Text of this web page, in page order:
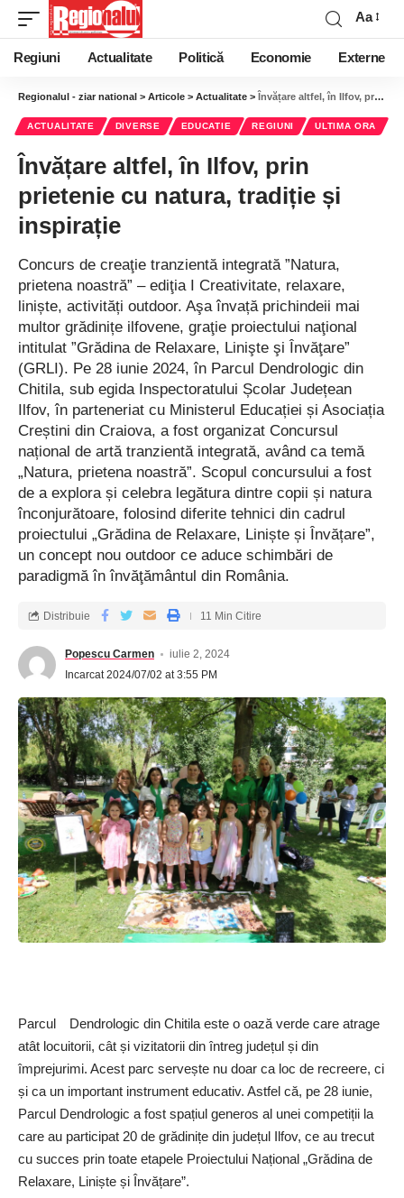
Aa
Regiuni Actualitate Politică Economie Externe
Regionalul - ziar national > Articole > Actualitate > Învățare altfel, în Ilfov, prin prietenie cu natura, tradiție și inspirație
ACTUALITATE DIVERSE EDUCATIE REGIUNI ULTIMA ORA
Învățare altfel, în Ilfov, prin
prietenie cu natura, tradiție și
inspirație
Concurs de creaţie tranzientă integrată ”Natura,
prietena noastră” – ediţia I Creativitate, relaxare,
liniște, activități outdoor. Aşa învață prichindeii mai
multor grădinițe ilfovene, graţie proiectului naţional
intitulat ”Grădina de Relaxare, Linişte şi Învăţare”
(GRLI). Pe 28 iunie 2024, în Parcul Dendrologic din
Chitila, sub egida Inspectoratului Școlar Județean
Ilfov, în parteneriat cu Ministerul Educației și Asociația
Creștini din Craiova, a fost organizat Concursul
național de artă tranzientă integrată, având ca temă
„Natura, prietena noastră”. Scopul concursului a fost
de a explora și celebra legătura dintre copii și natura
înconjurătoare, folosind diferite tehnici din cadrul
proiectului „Grădina de Relaxare, Liniște și Învățare”,
un concept nou outdoor ce aduce schimbări de
paradigmă în învăţământul din România.
Popescu Carmen
iulie 2, 2024
Incarcat 2024/07/02 at 3:55 PM
Distribuie 11 Min Citire
Parcul Dendrologic din Chitila este o oază verde care atrage
atât locuitorii, cât și vizitatorii din întreg județul și din
împrejurimi. Acest parc servește nu doar ca loc de recreere, ci
și ca un important instrument educativ. Astfel că, pe 28 iunie,
Parcul Dendrologic a fost spațiul generos al unei competiții la
care au participat 20 de grădinițe din județul Ilfov, ce au trecut
cu succes prin toate etapele Proiectului Național „Grădina de
Relaxare, Liniște și Învățare”.